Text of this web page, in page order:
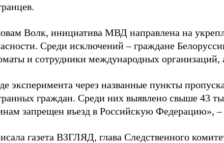
Волк, инициатива МВД направлена на
Среди исключений – граждане
и сотрудники международных организаций,
эксперимента через названные пункты
граждан. Среди них выявлено свыше 43
запрещен въезд в Российскую Федерацию»,
газета ВЗГЛЯД, глава Следственного